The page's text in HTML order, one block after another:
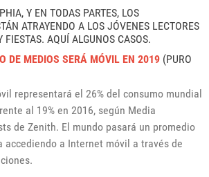
Y EN TODAS PARTES, LOS
ATRAYENDO A LOS JÓVENES LECTORES
FIESTAS. AQUÍ ALGUNOS CASOS.
DE MEDIOS SERÁ MÓVIL EN 2019 (PURO
representará el 26% del consumo mundial
al 19% en 2016, según Media
de Zenith. El mundo pasará un promedio
accediendo a Internet móvil a través de